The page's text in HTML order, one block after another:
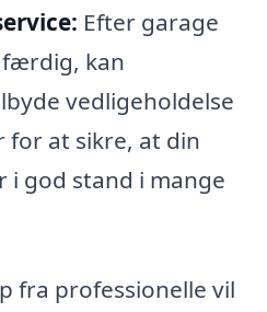
Efter garage
kan
vedligeholdelse
at sikre, at din
i god stand i mange
fra professionelle vil